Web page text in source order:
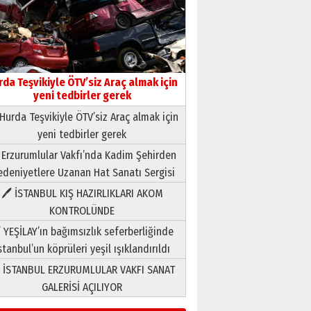
Teşvikiyle ÖTV’siz Araç almak için
yeni tedbirler gerek
Teşvikiyle ÖTV’siz Araç almak için
yeni tedbirler gerek
Vakfı’nda Kadim Şehirden
Uzanan Hat Sanatı Sergisi
🖊 İSTANBUL KIŞ HAZIRLIKLARI AKOM
KONTROLÜNDE
bağımsızlık seferberliğinde
köprüleri yeşil ışıklandırıldı
ERZURUMLULAR VAKFI SANAT
GALERİSİ AÇILIYOR
Neşat YALÇIN
Paranın Aile Kültüründeki Yeri
03 Ağustos 2026 Pazartesi
Yıldırım Gündoğdu
HAVVA’NIN ÜÇ KIZI
09 Temmuz 2026 Perşembe
Yusuf POLAT
Şampiyonluk Sebahattin
Şirin’e yazar